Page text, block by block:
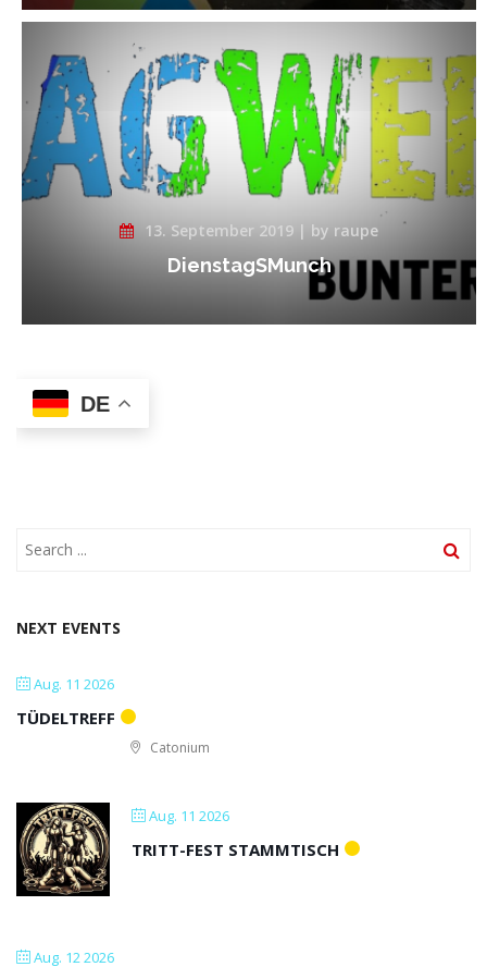
13. September 2019 | by raupe
DienstagSMunch
DE
NEXT EVENTS
Aug. 11 2026
TÜDELTREFF
Catonium
Aug. 11 2026
TRITT-FEST STAMMTISCH
Aug. 12 2026